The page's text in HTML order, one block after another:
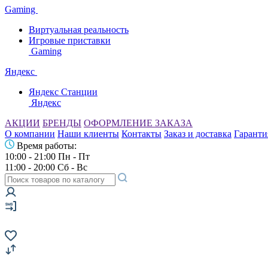
Gaming
Виртуальная реальность
Игровые приставки
Gaming
Яндекс
Яндекс Станции
Яндекс
АКЦИИ БРЕНДЫ ОФОРМЛЕНИЕ ЗАКАЗА
О компании Наши клиенты Контакты Заказ и доставка
Время работы:
10:00 - 21:00 Пн - Пт
11:00 - 20:00 Сб - Вс